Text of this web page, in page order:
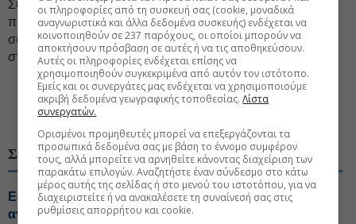
Σύμφωνα με την έρευνα, συνολικά ασφαλίστηκαν το 2025
περισσότερα από 7,18 εκατ. οχήματα στην Ελλάδα, ενώ η
συχνότητα ζημιών στο σύνολο των καλύψεων υποχώρησε
στο 7,92%, από 9,37% το 2024.
#Ασφαλιστικές εταιρείες #Ιδιωτική ασφάλιση
#Ασφάλιση αυτοκινήτου
ΣΧΕΤΙΚΑ ΘΕΜΑΤΑ
Εφορία: Νέα Γραφεία και AI για τις ενστάσεις στα
ανασφάλιστα οχήματα
οι πληροφορίες από τη συσκευή σας (cookie, μοναδικά
αναγνωριστικά και άλλα δεδομένα συσκευής) ενδέχεται να
κοινοποιηθούν σε 237 παρόχους, οι οποίοι μπορούν να
αποκτήσουν πρόσβαση σε αυτές ή να τις αποθηκεύσουν.
Αυτές οι πληροφορίες ενδέχεται επίσης να
χρησιμοποιηθούν συγκεκριμένα από αυτόν τον ιστότοπο.
Εμείς και οι συνεργάτες μας ενδέχεται να χρησιμοποιούμε
ακριβή δεδομένα γεωγραφικής τοποθεσίας.Λίστα
συνεργατών.
Ορισμένοι προμηθευτές μπορεί να επεξεργάζονται τα
προσωπικά δεδομένα σας με βάση το έννομο συμφέρον
τους, αλλά μπορείτε να αρνηθείτε κάνοντας διαχείριση των
παρακάτω επιλογών. Αναζητήστε έναν σύνδεσμο στο κάτω
μέρος αυτής της σελίδας ή στο μενού του ιστοτόπου, για να
διαχειριστείτε ή να ανακαλέσετε τη συναίνεσή σας στις
ρυθμίσεις απορρήτου και cookie.